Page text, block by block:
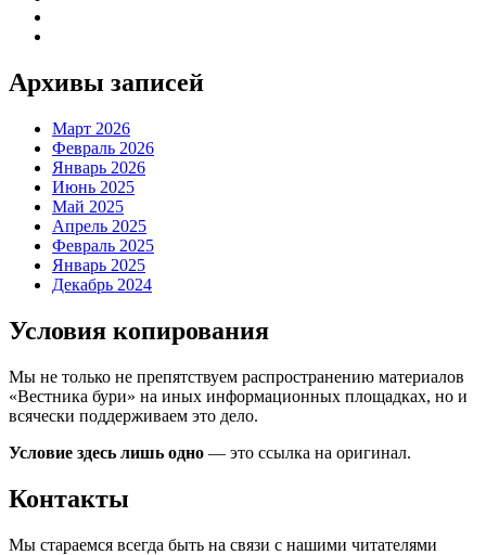
Архивы записей
Март 2026
Февраль 2026
Январь 2026
Июнь 2025
Май 2025
Апрель 2025
Февраль 2025
Январь 2025
Декабрь 2024
Условия копирования
Мы не только не препятствуем распространению материалов
«Вестника бури» на иных информационных площадках, но и
всячески поддерживаем это дело.
Условие здесь лишь одно — это ссылка на оригинал.
Контакты
Мы стараемся всегда быть на связи с нашими читателями